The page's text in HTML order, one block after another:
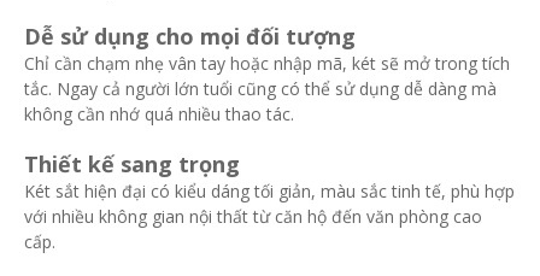
Dễ sử dụng cho mọi đối tượng
Chỉ cần chạm nhẹ vân tay hoặc nhập mã, két sẽ mở trong tích
tắc. Ngay cả người lớn tuổi cũng có thể sử dụng dễ dàng mà
không cần nhớ quá nhiều thao tác.
Thiết kế sang trọng
Két sắt hiện đại có kiểu dáng tối giản, màu sắc tinh tế, phù hợp
với nhiều không gian nội thất từ căn hộ đến văn phòng cao
cấp.